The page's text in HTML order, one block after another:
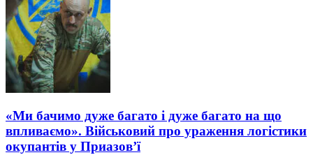
«Ми бачимо дуже багато і дуже багато на що
впливаємо». Військовий про ураження логістики
окупантів у Приазов’ї